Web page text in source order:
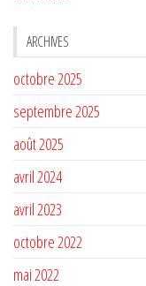
ARCHIVES
octobre 2025
septembre 2025
août 2025
avril 2024
avril 2023
octobre 2022
mai 2022